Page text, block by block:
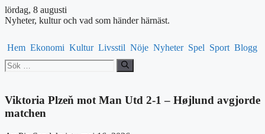
lördag, 8 augusti
Nyheter, kultur och vad som händer härnäst.
Hem Ekonomi Kultur Livsstil Nöje Nyheter Spel Sport Blogg
Sök
efter:
Viktoria Plzeň mot Man Utd 2-1 – Højlund avgjorde
matchen